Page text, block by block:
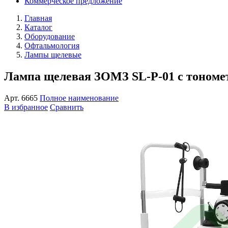
Главная
Каталог
Оборудование
Офтальмология
Лампы щелевые
Лампа щелевая ЗОМЗ SL-P-01 с
Арт. 6665 Полное наименование
В избранное Сравнить